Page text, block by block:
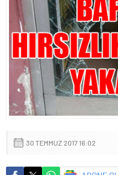
30 TEMMUZ 2017 16:02